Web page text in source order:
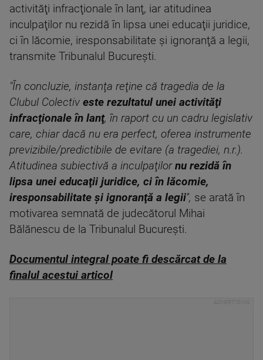
activităţi infracţionale în lanţ, iar atitudinea
inculpaţilor nu rezidă în lipsa unei educaţii juridice,
ci în lăcomie, iresponsabilitate şi ignoranţă a legii,
transmite Tribunalul București.
"În concluzie, instanţa reţine că tragedia de la
Clubul Colectiv este rezultatul unei activităţi
infracţionale în lanţ, în raport cu un cadru legislativ
care, chiar dacă nu era perfect, oferea instrumente
previzibile/predictibile de evitare (a tragediei, n.r.).
Atitudinea subiectivă a inculpaţilornu rezidă în
lipsa unei educaţii juridice, ci în lăcomie,
iresponsabilitate şi ignoranţă a legii'', se arată în
motivarea semnată de judecătorul Mihai
Bălănescu de la Tribunalul Bucureşti.
Documentul integral poate fi descărcat de la
finalul acestui articol